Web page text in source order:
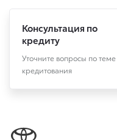
Консультация по
кредиту
Уточните вопросы по теме
кредитования